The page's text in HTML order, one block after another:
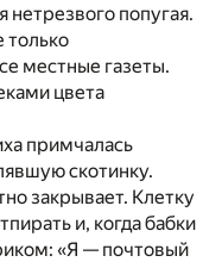
попугая.
только
местные газеты.
цвета
примчалась
скотинку.
закрывает. Клетку
и, когда бабки
«Я — почтовый